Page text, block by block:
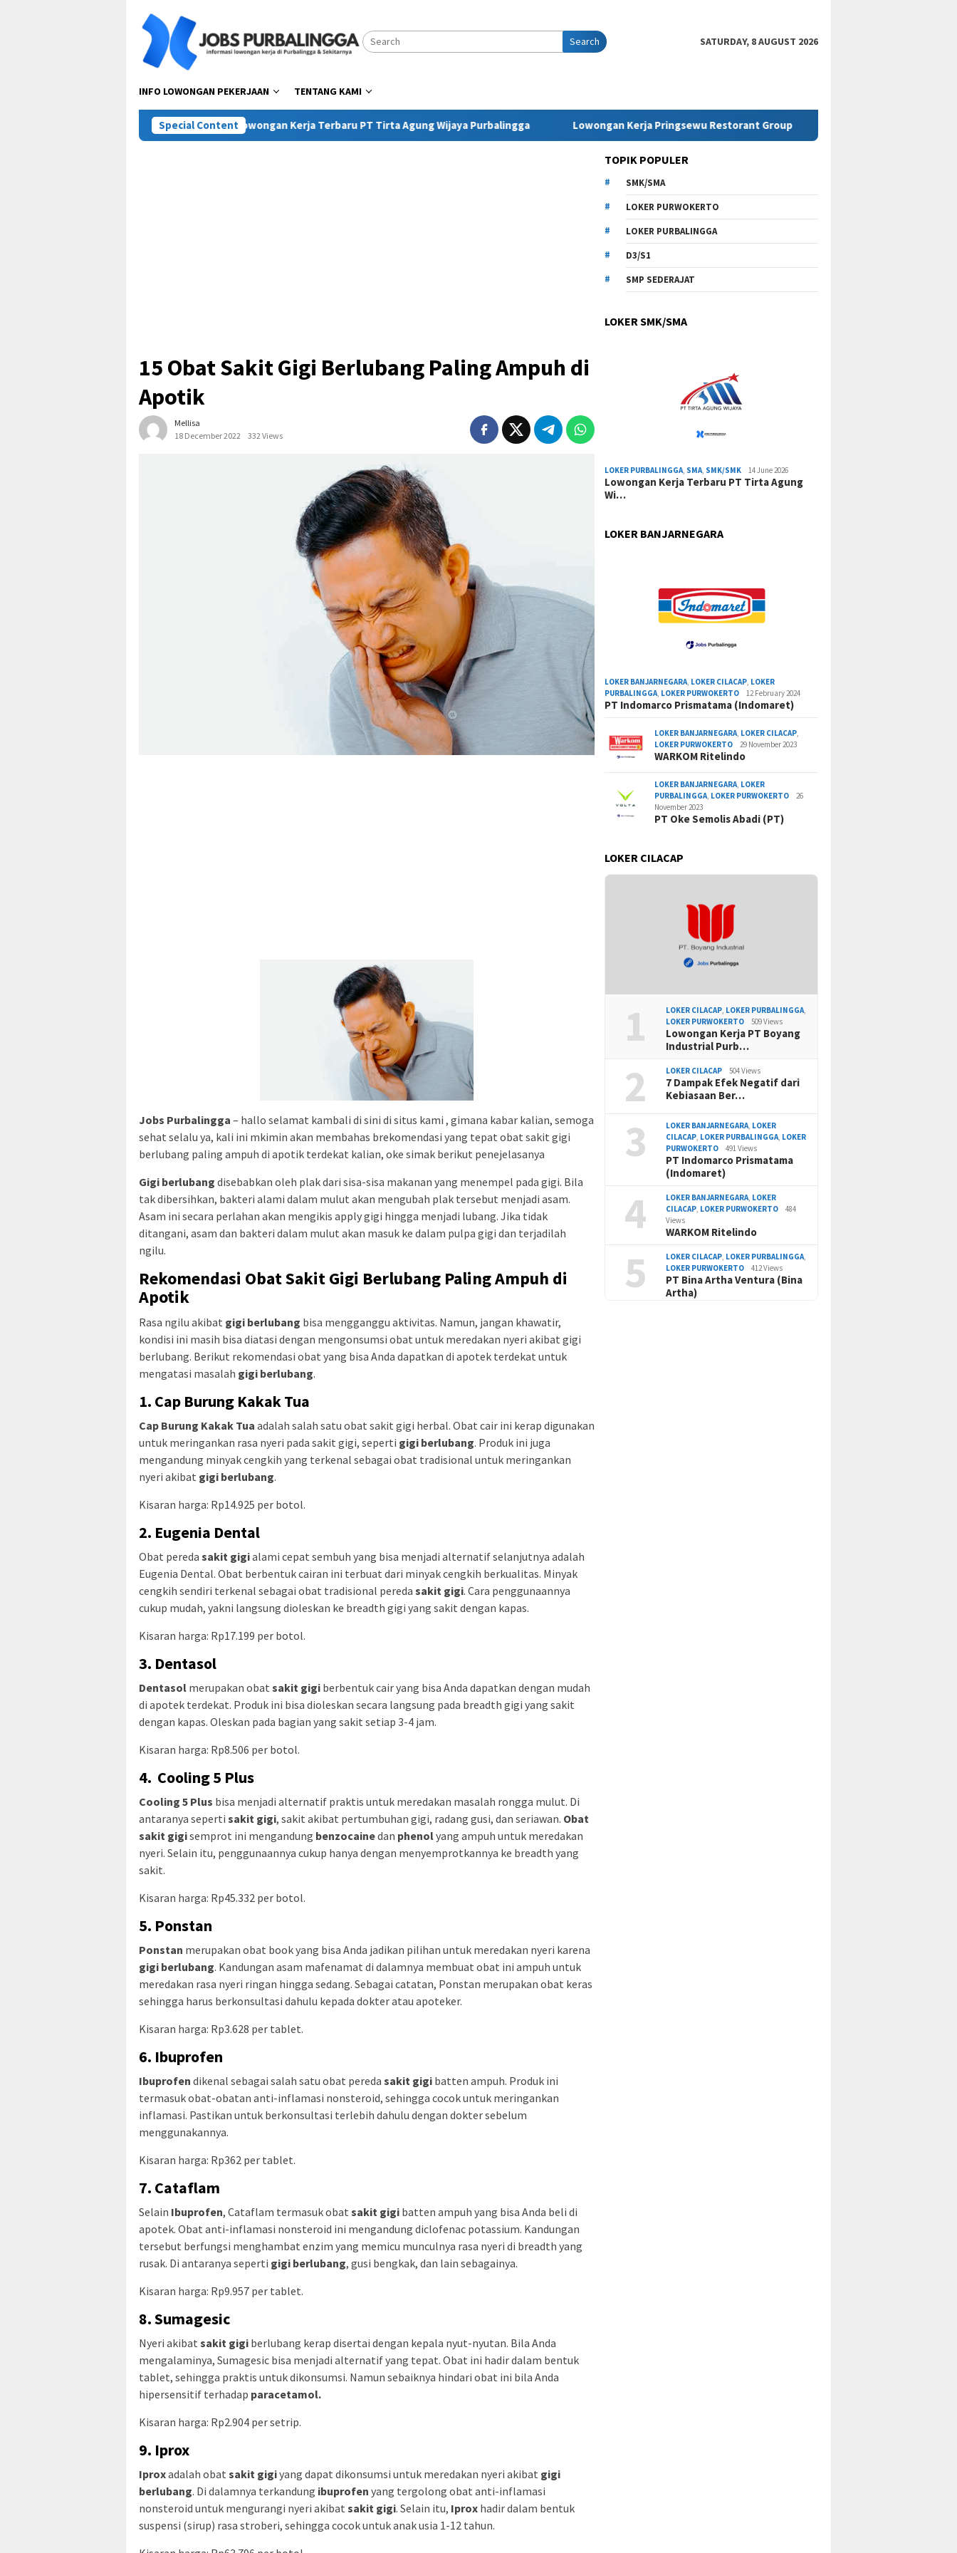
content
Search SATURDAY, 8 AUGUST 2026
INFO LOWONGAN PEKERJAAN TENTANG KAMI
Special Content
Lowongan Kerja Terbaru PT Tirta Agung Wijaya Purbalingga Lowongan Kerja Pringsewu Restorant Group Lowongan Kerja SMK Telkom
15 Obat Sakit Gigi Berlubang Paling Ampuh di
Apotik
Mellisa
18 December 2022
332 Views
Jobs Purbalingga – hallo selamat kambali di sini di situs kami , gimana kabar kalian, semoga
sehat selalu ya, kali ini mkimin akan membahas brekomendasi yang tepat obat sakit gigi
berlubang paling ampuh di apotik terdekat kalian, oke simak berikut penejelasanya
Gigi berlubang disebabkan oleh plak dari sisa-sisa makanan yang menempel pada gigi. Bila
tak dibersihkan, bakteri alami dalam mulut akan mengubah plak tersebut menjadi asam.
Asam ini secara perlahan akan mengikis apply gigi hingga menjadi lubang. Jika tidak
ditangani, asam dan bakteri dalam mulut akan masuk ke dalam pulpa gigi dan terjadilah
ngilu.
Rekomendasi Obat Sakit Gigi Berlubang Paling Ampuh di
Apotik
Rasa ngilu akibat gigi berlubang bisa mengganggu aktivitas. Namun, jangan khawatir,
kondisi ini masih bisa diatasi dengan mengonsumsi obat untuk meredakan nyeri akibat gigi
berlubang. Berikut rekomendasi obat yang bisa Anda dapatkan di apotek terdekat untuk
mengatasi masalah gigi berlubang.
1. Cap Burung Kakak Tua
Cap Burung Kakak Tua adalah salah satu obat sakit gigi herbal. Obat cair ini kerap digunakan
untuk meringankan rasa nyeri pada sakit gigi, seperti gigi berlubang. Produk ini juga
mengandung minyak cengkih yang terkenal sebagai obat tradisional untuk meringankan
nyeri akibat gigi berlubang.
Kisaran harga: Rp14.925 per botol.
2. Eugenia Dental
Obat pereda sakit gigialami cepat sembuh yang bisa menjadi alternatif selanjutnya adalah
Eugenia Dental. Obat berbentuk cairan ini terbuat dari minyak cengkih berkualitas. Minyak
cengkih sendiri terkenal sebagai obat tradisional pereda sakit gigi. Cara penggunaannya
cukup mudah, yakni langsung dioleskan ke breadth gigi yang sakit dengan kapas.
Kisaran harga: Rp17.199 per botol.
3. Dentasol
Dentasol merupakan obat sakit gigi berbentuk cair yang bisa Anda dapatkan dengan mudah
di apotek terdekat. Produk ini bisa dioleskan secara langsung pada breadth gigi yang sakit
dengan kapas. Oleskan pada bagian yang sakit setiap 3-4 jam.
Kisaran harga: Rp8.506 per botol.
4. Cooling 5 Plus
Cooling 5 Plus bisa menjadi alternatif praktis untuk meredakan masalah rongga mulut. Di
antaranya seperti sakit gigi, sakit akibat pertumbuhan gigi, radang gusi, dan seriawan. Obat
sakit gigisemprot ini mengandung benzocainedan phenolyang ampuh untuk meredakan
nyeri. Selain itu, penggunaannya cukup hanya dengan menyemprotkannya ke breadth yang
sakit.
Kisaran harga: Rp45.332 per botol.
5. Ponstan
Ponstan merupakan obat book yang bisa Anda jadikan pilihan untuk meredakan nyeri karena
gigi berlubang. Kandungan asam mafenamat di dalamnya membuat obat ini ampuh untuk
meredakan rasa nyeri ringan hingga sedang. Sebagai catatan, Ponstan merupakan obat keras
sehingga harus berkonsultasi dahulu kepada dokter atau apoteker.
Kisaran harga: Rp3.628 per tablet.
6. Ibuprofen
Ibuprofen dikenal sebagai salah satu obat pereda sakit gigi batten ampuh. Produk ini
termasuk obat-obatan anti-inflamasi nonsteroid, sehingga cocok untuk meringankan
inflamasi. Pastikan untuk berkonsultasi terlebih dahulu dengan dokter sebelum
menggunakannya.
Kisaran harga: Rp362 per tablet.
7. Cataflam
Selain Ibuprofen, Cataflam termasuk obat sakit gigi batten ampuh yang bisa Anda beli di
apotek. Obat anti-inflamasi nonsteroid ini mengandung diclofenac potassium. Kandungan
tersebut berfungsi menghambat enzim yang memicu munculnya rasa nyeri di breadth yang
rusak. Di antaranya seperti gigi berlubang, gusi bengkak, dan lain sebagainya.
Kisaran harga: Rp9.957 per tablet.
8. Sumagesic
Nyeri akibat sakit gigi berlubang kerap disertai dengan kepala nyut-nyutan. Bila Anda
mengalaminya, Sumagesic bisa menjadi alternatif yang tepat. Obat ini hadir dalam bentuk
tablet, sehingga praktis untuk dikonsumsi. Namun sebaiknya hindari obat ini bila Anda
hipersensitif terhadap paracetamol.
Kisaran harga: Rp2.904 per setrip.
9. Iprox
Iproxadalah obat sakit gigiyang dapat dikonsumsi untuk meredakan nyeri akibat gigi
berlubang. Di dalamnya terkandung ibuprofen yang tergolong obat anti-inflamasi
nonsteroid untuk mengurangi nyeri akibat sakit gigi. Selain itu, Iprox hadir dalam bentuk
suspensi (sirup) rasa stroberi, sehingga cocok untuk anak usia 1-12 tahun.
TOPIK POPULER
SMK/SMA
LOKER PURWOKERTO
LOKER PURBALINGGA
D3/S1
SMP SEDERAJAT
LOKER SMK/SMA
LOKER PURBALINGGA SMA SMK/SMK 14 June 2026
Lowongan Kerja Terbaru PT Tirta Agung
Wi…
LOKER BANJARNEGARA
LOKER BANJARNEGARA LOKER CILACAP LOKER
PURBALINGGA LOKER PURWOKERTO 12 February 2024
PT Indomarco Prismatama (Indomaret)
LOKER BANJARNEGARA LOKER CILACAP
LOKER PURWOKERTO
29 November 2023
WARKOM Ritelindo
LOKER BANJARNEGARA LOKER
PURBALINGGA LOKER PURWOKERTO
26
November 2023
PT Oke Semolis Abadi (PT)
LOKER CILACAP
1 LOKER CILACAP, LOKER PURBALINGGA,
LOKER PURWOKERTO
509 Views
Lowongan Kerja PT Boyang
Industrial Purb…
2 LOKER CILACAP 504 Views
7 Dampak Efek Negatif dari
Kebiasaan Ber…
3 LOKER BANJARNEGARA, LOKER
CILACAP, LOKER PURBALINGGA, LOKER
PURWOKERTO
491 Views
PT Indomarco Prismatama
(Indomaret)
4 LOKER BANJARNEGARA, LOKER
CILACAP, LOKER PURWOKERTO
484
Views
WARKOM Ritelindo
5 LOKER CILACAP, LOKER PURBALINGGA,
LOKER PURWOKERTO
412 Views
PT Bina Artha Ventura (Bina
Artha)